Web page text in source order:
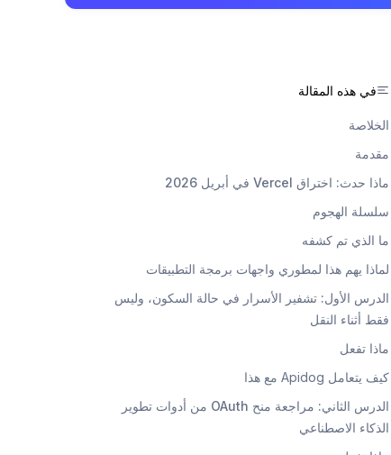
في هذه المقالة
الخلاصة
مقدمة
ماذا حدث: اختراق Vercel في أبريل 2026
سلسلة الهجوم
ما الذي تم كشفه
لماذا يهم هذا لمطوري واجهات برمجة التطبيقات
الدرس الأول: تشفير الأسرار في حالة السكون، وليس
فقط أثناء النقل
ماذا تفعل
كيف يتعامل Apidog مع هذا
الدرس الثاني: مراجعة منح OAuth من أدوات تطوير
الذكاء الاصطناعي